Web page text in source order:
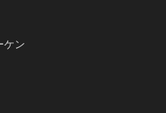
ケン